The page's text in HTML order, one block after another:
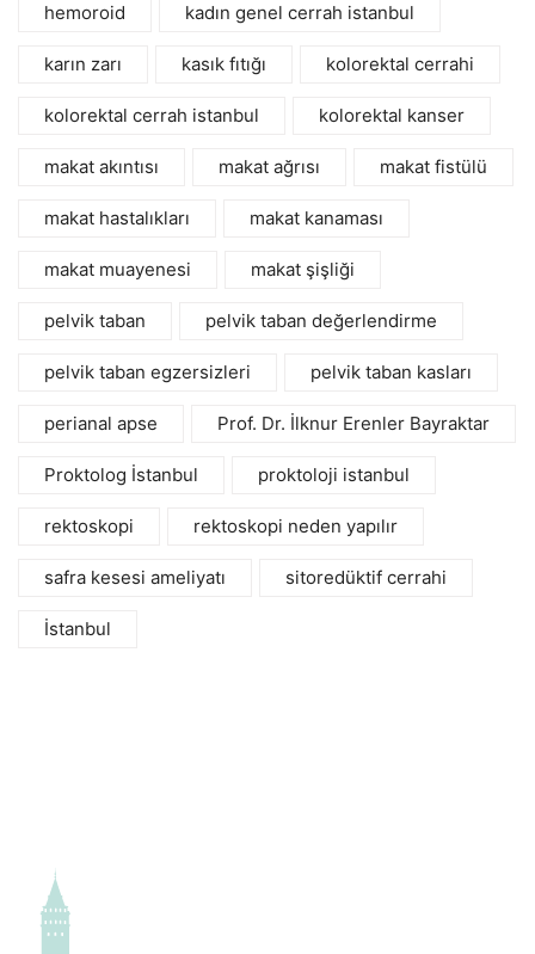
hemoroid kadın genel cerrah istanbul
karın zarı kasık fıtığı kolorektal cerrahi
kolorektal cerrah istanbul kolorektal kanser
makat akıntısı makat ağrısı makat fistülü
makat hastalıkları makat kanaması
makat muayenesi makat şişliği
pelvik taban pelvik taban değerlendirme
pelvik taban egzersizleri pelvik taban kasları
perianal apse Prof. Dr. İlknur Erenler Bayraktar
Proktolog İstanbul proktoloji istanbul
rektoskopi rektoskopi neden yapılır
safra kesesi ameliyatı sitoredüktif cerrahi
İstanbul